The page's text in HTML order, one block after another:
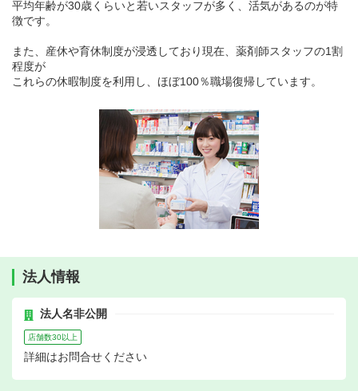
平均年齢が30歳くらいと若いスタッフが多く、活気があるのが特
徴です。
また、産休や育休制度が浸透しており現在、薬剤師スタッフの1割
程度が
これらの休暇制度を利用し、ほぼ100％職場復帰しています。
法人情報
法人名非公開
店舗数30以上
詳細はお問合せください